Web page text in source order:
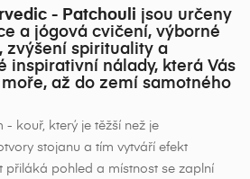
- Patchouli jsou určeny
a jógová cvičení, výborné
zvýšení spirituality a
inspirativní nálady, která Vás
až do zemí samotného
kouř, který je těžší než je
stojanu a tím vytváří efekt
přiláká pohled a místnost se zaplní